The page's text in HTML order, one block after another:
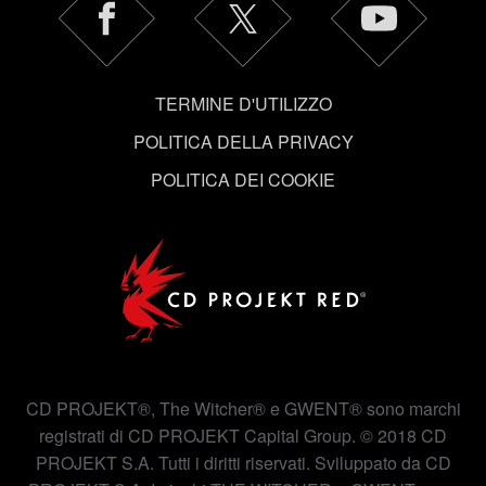
Tutti i dettagli su come utilizziamo i cookie e su come
impostare le tue preferenze sono disponibili nel menu
TERMINE D'UTILIZZO
POLITICA DELLA PRIVACY
POLITICA DEI COOKIE
CD PROJEKT®, The Witcher® e GWENT® sono marchi
registrati di CD PROJEKT Capital Group. © 2018 CD
PROJEKT S.A. Tutti i diritti riservati. Sviluppato da CD